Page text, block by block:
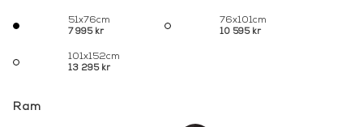
51x76cm
7 995 kr
76x101cm
10 595 kr
101x152cm
13 295 kr
Ram